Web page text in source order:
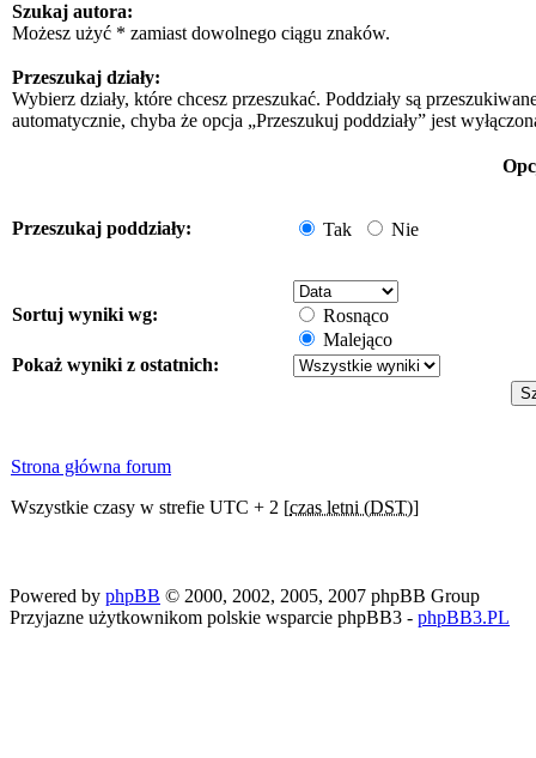
Szukaj autora:
Możesz użyć * zamiast dowolnego ciągu znaków.
Przeszukaj działy:
Wybierz działy, które chcesz przeszukać. Poddziały są
automatycznie, chyba że opcja „Przeszukuj poddziały” jest
Przeszukaj poddziały: Tak Nie
Sortuj wyniki wg:
Rosnąco
Malejąco
Pokaż wyniki z ostatnich:
Strona główna forum
Wszystkie czasy w strefie UTC + 2 [czas letni (DST)]
Powered by phpBB © 2000, 2002, 2005, 2007 phpBB Group
Przyjazne użytkownikom polskie wsparcie phpBB3 - phpBB3.PL